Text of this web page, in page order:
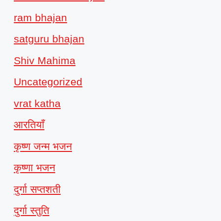
ram bhajan
satguru bhajan
Shiv Mahima
Uncategorized
vrat katha
आरतियाँ
कृष्ण जन्म भजन
कृष्णा भजन
दुर्गा सप्तशती
दुर्गा स्तुति